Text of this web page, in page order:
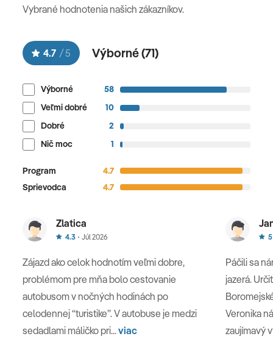
5. deň
Návrat na Slovensko v ranných hodinách.
Vybrané hodnotenia našich zákazníkov.
4.7 /5 Výborné (71)
Výborné
58
Veľmi dobré
10
Dobré
2
Nič moc
1
Program
4.7
Sprievodca
4.7
Zlatica
4.3 Júl 2026
Zájazd ako celok hodnotím veľmi dobre,
problémom pre mňa bolo cestovanie
autobusom v nočných hodinách po
celodennej “turistike”. V autobuse je medzi
sedadlami máličko pri...viac
5
Páčili sa
jazerá.
Veronika
zaujímavý